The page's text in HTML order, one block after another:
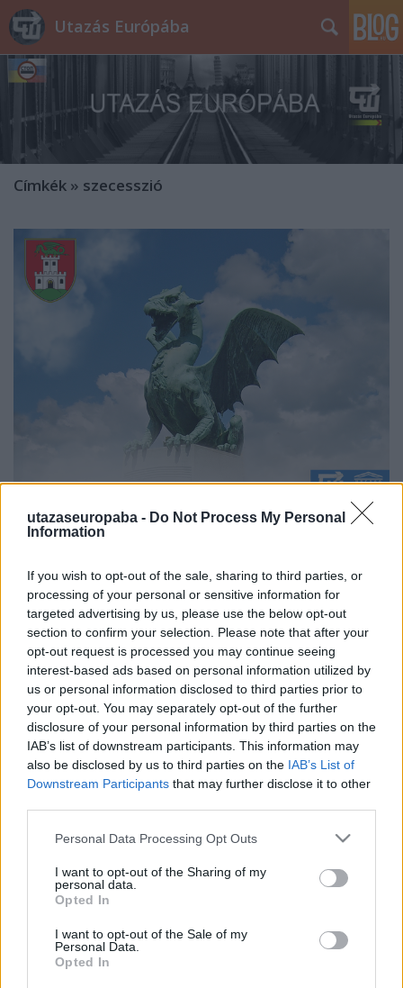
utazaseuropaba - Do Not Process My Personal
Information
If you wish to opt-out of the sale, sharing to third parties, or
processing of your personal or sensitive information for
targeted advertising by us, please use the below opt-out
section to confirm your selection. Please note that after your
opt-out request is processed you may continue seeing
interest-based ads based on personal information utilized by
us or personal information disclosed to third parties prior to
your opt-out. You may separately opt-out of the further
disclosure of your personal information by third parties on the
IAB’s list of downstream participants. This information may
also be disclosed by us to third parties on the IAB’s List of
Downstream Participants that may further disclose it to other
Please note that this website/app uses one or more Google
not limited to your visit or usage behaviour. You may click to
grant or deny consent to Google and its third-party tags to
use your data for below specified purposes in below Google
consent section.
Personal Data Processing Opt Outs
I want to opt-out of the Sharing of my
personal data.
Opted In
I want to opt-out of the Sale of my
Personal Data.
Opted In
Utazás Európába
Címkék » szecesszió
Az ismeretlen szomszéd
II. Szerelem város
Szlovéniáról a legtöbbeknek a Bledi-tó, a Postojnai
cseppkőbarlang és a tengarparti Piran juthat az
eszébe, de emellett csak kevesek határozzák el
magukat, hogy a fővárost, Ljubljanát is meglessék
közelebbről. A precíz, osztrákos város pedig a
balkáni világ, a mediterrán hangulat és az olasz…